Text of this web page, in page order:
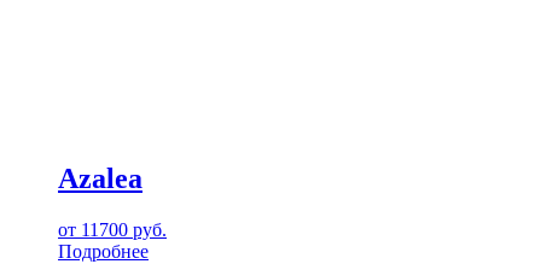
Azalea
от 11700 руб.
Подробнее